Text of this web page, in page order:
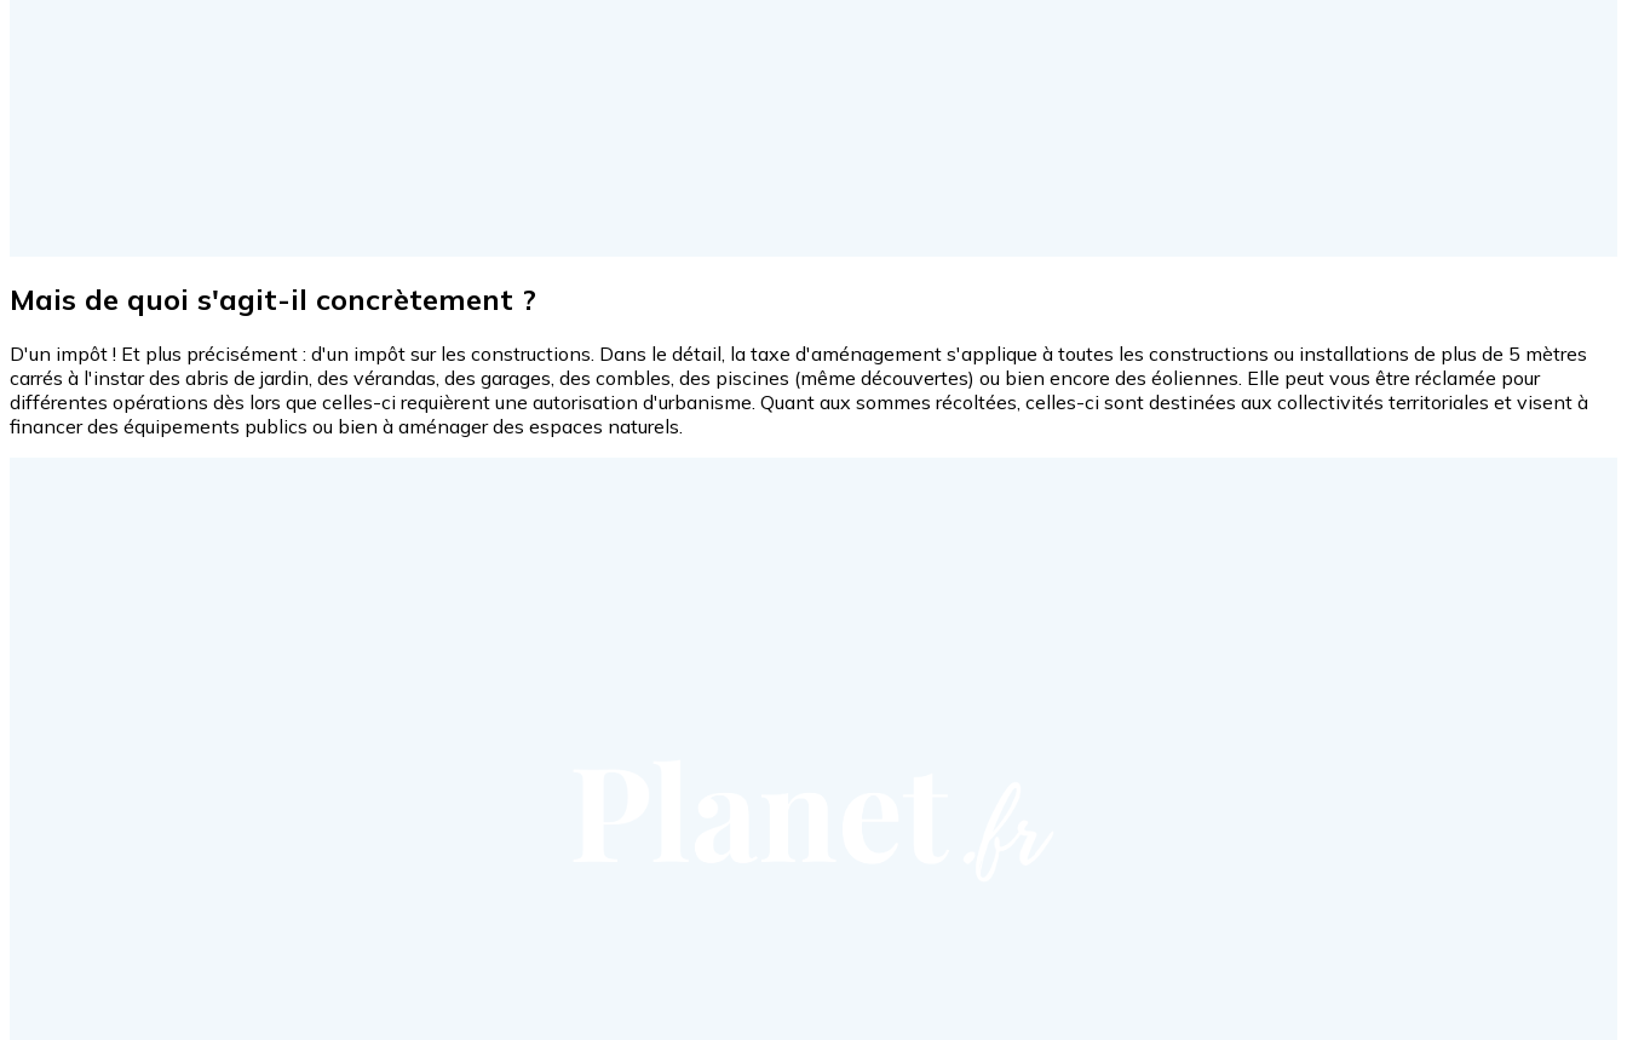
Mais de quoi s'agit-il concrètement ?
D'un impôt ! Et plus précisément : d'un impôt sur les constructions. Dans le détail, la taxe d'aménagement s'applique à toutes les constructions ou installations de plus de 5 mètres
carrés à l'instar des abris de jardin, des vérandas, des garages, des combles, des piscines (même découvertes) ou bien encore des éoliennes. Elle peut vous être réclamée pour
différentes opérations dès lors que celles-ci requièrent une autorisation d'urbanisme. Quant aux sommes récoltées, celles-ci sont destinées aux collectivités territoriales et visent à
financer des équipements publics ou bien à aménager des espaces naturels.